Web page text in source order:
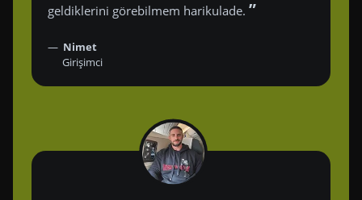
geldiklerini görebilmem harikulade. ”
Nimet
Girişimci